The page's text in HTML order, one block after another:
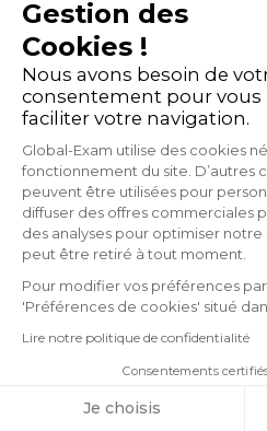
elle permet de
autonomie
elle permet de
souhaite,
les supports et
accessibles en
il est possible de
façon quotidienne,
motivation.
Gestion des
Cookies !
Nous avons besoin de
consentement pour vous
faciliter votre navigation.
Global-Exam utilise des cookies
fonctionnement du site. D’autres
peuvent être utilisées pour
diffuser des offres commerciales
des analyses pour optimiser
peut être retiré à tout moment.
Pour modifier vos préférences
'Préférences de cookies' situé
Lire notre politique de confidentialité
Consentements
Je choisis
Cookies